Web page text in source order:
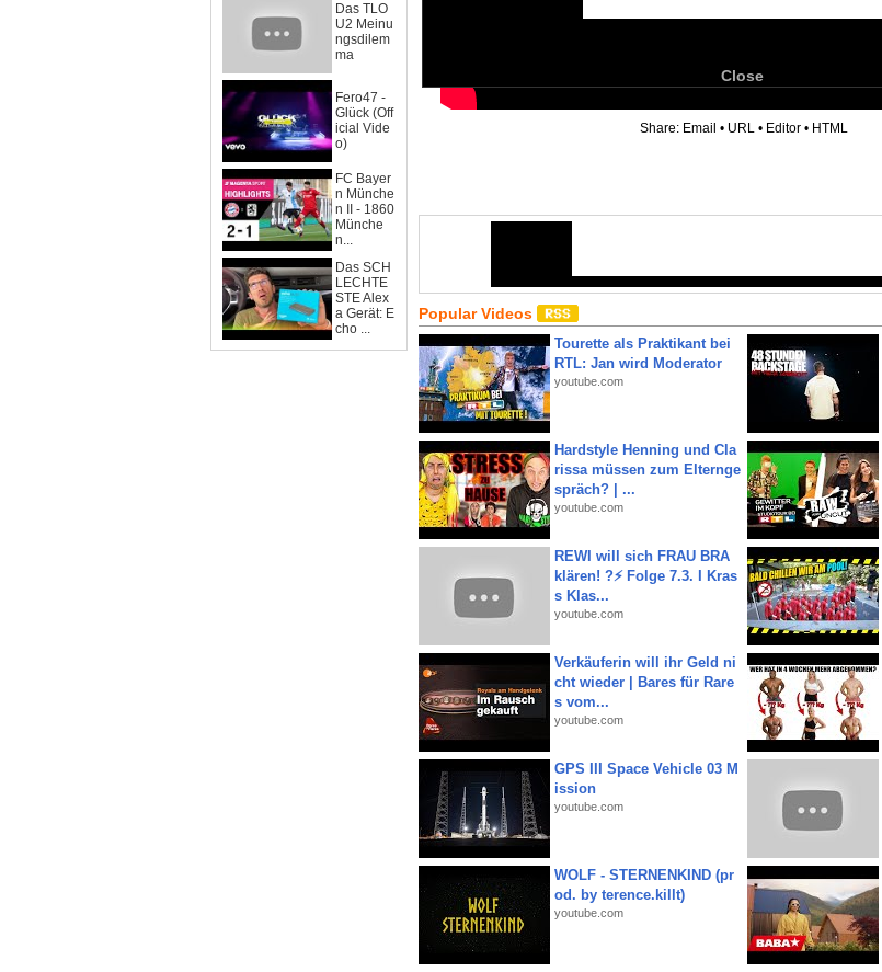
Das TLO
U2 Meinu
ngsdilem
ma
Fero47 -
Glück (Off
icial Vide
o)
FC Bayer
n Münche
n II - 1860
Münche
n...
Das SCH
LECHTE
STE Alex
a Gerät: E
cho ...
Close
Share: Email • URL • Editor • HTML
Popular Videos
Tourette als Praktikant bei
RTL: Jan wird Moderator
youtube.com
Hardstyle Henning und Cla
rissa müssen zum Elternge
spräch? | ...
youtube.com
REWI will sich FRAU BRA
klären! ?⚡️ Folge 7.3. I Kras
s Klas...
youtube.com
Verkäuferin will ihr Geld ni
cht wieder | Bares für Rare
s vom...
youtube.com
GPS III Space Vehicle 03 M
ission
youtube.com
WOLF - STERNENKIND (pr
od. by terence.killt)
youtube.com